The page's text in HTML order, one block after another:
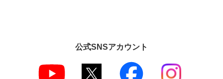
公式SNSアカウント